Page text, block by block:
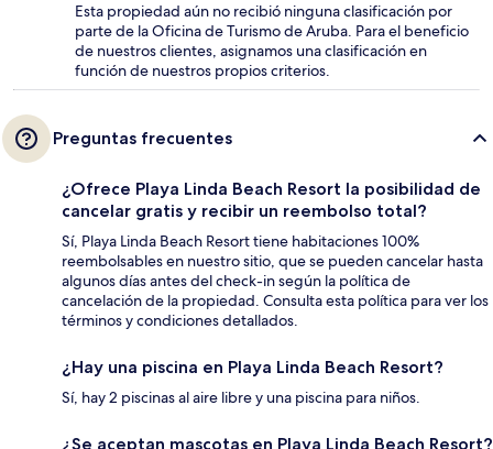
Esta propiedad aún no recibió ninguna clasificación por
parte de la Oficina de Turismo de Aruba. Para el beneficio
de nuestros clientes, asignamos una clasificación en
función de nuestros propios criterios.
Preguntas frecuentes
¿Ofrece Playa Linda Beach Resort la posibilidad de
cancelar gratis y recibir un reembolso total?
Sí, Playa Linda Beach Resort tiene habitaciones 100%
reembolsables en nuestro sitio, que se pueden cancelar hasta
algunos días antes del check-in según la política de
cancelación de la propiedad. Consulta esta política para ver los
términos y condiciones detallados.
¿Hay una piscina en Playa Linda Beach Resort?
Sí, hay 2 piscinas al aire libre y una piscina para niños.
¿Se aceptan mascotas en Playa Linda Beach Resort?